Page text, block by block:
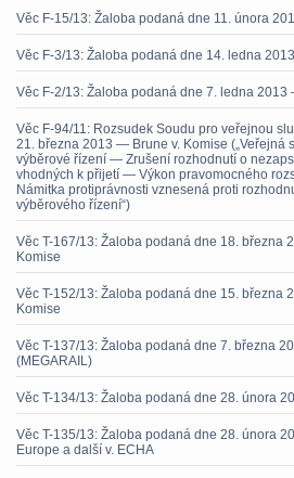
Věc F-15/13: Žaloba podaná dne 11. února
Věc F-3/13: Žaloba podaná dne 14. ledna
Věc F-2/13: Žaloba podaná dne 7. ledna 2013
Věc F-94/11: Rozsudek Soudu pro veřejnou
21. března 2013 — Brune v. Komise („Veřejná
výběrové řízení — Zrušení rozhodnutí o
vhodných k přijetí — Výkon pravomocného
Námitka protiprávnosti vznesená proti
výběrového řízení“)
Věc T-167/13: Žaloba podaná dne 18. března
Komise
Věc T-152/13: Žaloba podaná dne 15. března
Komise
Věc T-137/13: Žaloba podaná dne 7. března
(MEGARAIL)
Věc T-134/13: Žaloba podaná dne 28. února
Věc T-135/13: Žaloba podaná dne 28. února
Europe a další v. ECHA